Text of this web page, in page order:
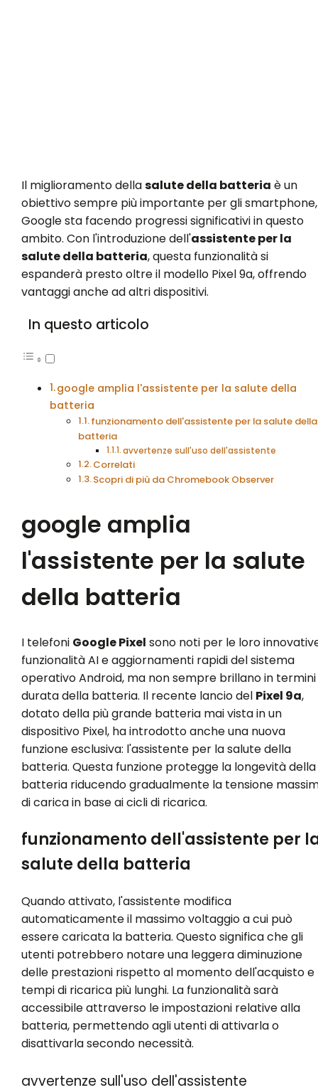
Il miglioramento dellasalute della batteria è un
obiettivo sempre più importante per gli
Google sta facendo progressi significativi in questo
ambito. Con l'introduzione dell'assistente per la
salute della batteria, questa funzionalità si
espanderà presto oltre il modello Pixel 9a, offrendo
vantaggi anche ad altri dispositivi.
In questo articolo
google amplia l'assistente per la salute della
batteria
funzionamento dell'assistente per la salute della
batteria
avvertenze sull'uso dell'assistente
Correlati
Scopri di più da Chromebook Observer
google amplia
l'assistente per la salute
della batteria
I telefoni Google Pixel sono noti per le loro
funzionalità AI e aggiornamenti rapidi del sistema
operativo Android, ma non sempre brillano in termini
durata della batteria. Il recente lancio del Pixel 9a,
dotato della più grande batteria mai vista in un
dispositivo Pixel, ha introdotto anche una nuova
funzione esclusiva: l'assistente per la salute della
batteria. Questa funzione protegge la longevità della
batteria riducendo gradualmente la tensione
di carica in base ai cicli di ricarica.
funzionamento dell'assistente per
salute della batteria
Quando attivato, l'assistente modifica
automaticamente il massimo voltaggio a cui può
essere caricata la batteria. Questo significa che gli
utenti potrebbero notare una leggera diminuzione
delle prestazioni rispetto al momento dell'acquisto e
tempi di ricarica più lunghi. La funzionalità sarà
accessibile attraverso le impostazioni relative alla
batteria, permettendo agli utenti di attivarla o
disattivarla secondo necessità.
avvertenze sull'uso dell'assistente